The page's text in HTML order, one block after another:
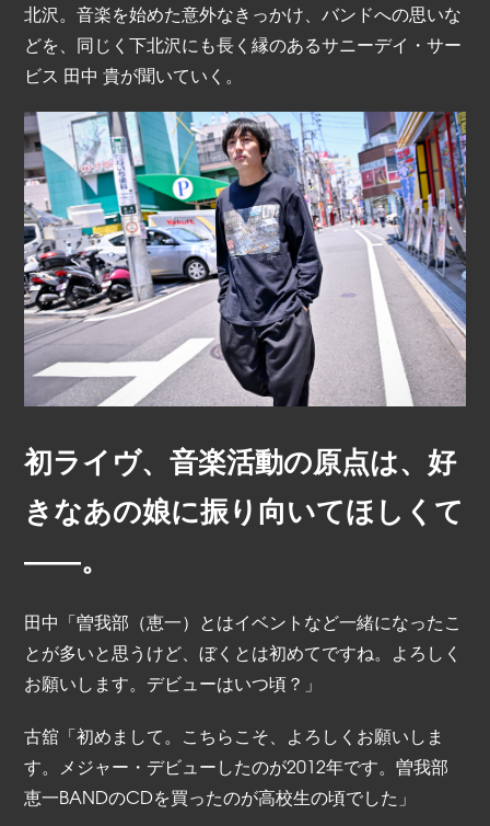
北沢。音楽を始めた意外なきっかけ、バンドへの思いな
どを、同じく下北沢にも長く縁のあるサニーデイ・サー
ビス 田中 貴が聞いていく。
初ライヴ、音楽活動の原点は、好
きなあの娘に振り向いてほしくて
――。
田中「曽我部（恵一）とはイベントなど一緒になったこ
とが多いと思うけど、ぼくとは初めてですね。よろしく
お願いします。デビューはいつ頃？」
古舘「初めまして。こちらこそ、よろしくお願いしま
す。メジャー・デビューしたのが2012年です。曽我部
恵一BANDのCDを買ったのが高校生の頃でした」